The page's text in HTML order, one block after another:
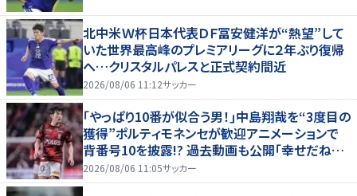
北中米Ｗ杯日本代表ＤＦ冨安健洋が“熱望”して
いた世界最高峰のプレミアリーグに２年ぶり復帰
へ…クリスタルパレスと正式契約間近
2026/08/06 11:12サッカー
｢やっぱり10番が似合う男！｣中島翔哉を“3度目の
獲得”ポルティモネンセが歓迎アニメーションで
背番号10を披露!? 過去動画も公開｢幸せだね〜｣
｢爽やかイケメン｣
2026/08/06 11:05サッカー